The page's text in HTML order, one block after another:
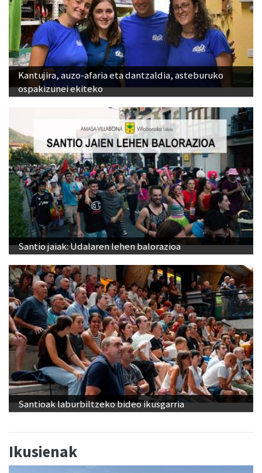
Kantujira, auzo-afaria eta dantzaldia, asteburuko
ospakizunei ekiteko
Santio jaiak: Udalaren lehen balorazioa
Santioak laburbiltzeko bideo ikusgarria
Ikusienak